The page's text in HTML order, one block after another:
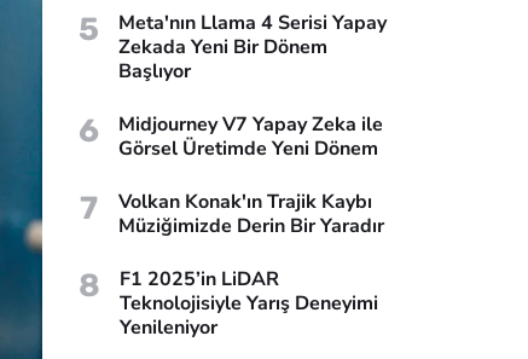
5
Meta'nın Llama 4 Serisi Yapay
Zekada Yeni Bir Dönem
Başlıyor
6
Midjourney V7 Yapay Zeka ile
Görsel Üretimde Yeni Dönem
7
Volkan Konak'ın Trajik Kaybı
Müziğimizde Derin Bir Yaradır
8
F1 2025’in LiDAR
Teknolojisiyle Yarış Deneyimi
Yenileniyor